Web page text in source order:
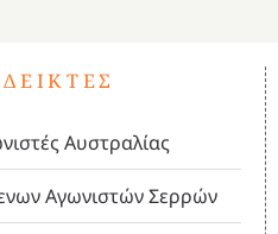
Αυστραλίας
Αγωνιστών Σερρών